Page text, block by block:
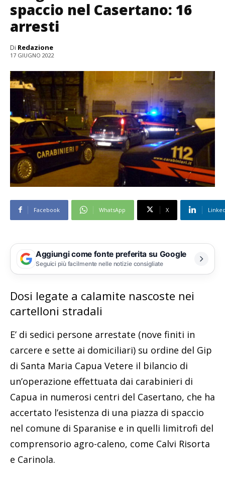
spaccio nel Casertano: 16
arresti
Di Redazione
17 GIUGNO 2022
Facebook WhatsApp X
Aggiungi come fonte preferita su Google
Seguici più facilmente nelle notizie consigliate
Dosi legate a calamite nascoste nei
cartelloni stradali
E’ di sedici persone arrestate (nove finiti in
carcere e sette ai domiciliari) su ordine del Gip
di Santa Maria Capua Vetere il bilancio di
un’operazione effettuata dai carabinieri di
Capua in numerosi centri del Casertano, che ha
accertato l’esistenza di una piazza di spaccio
nel comune di Sparanise e in quelli limitrofi del
comprensorio agro-caleno, come Calvi Risorta
e Carinola.